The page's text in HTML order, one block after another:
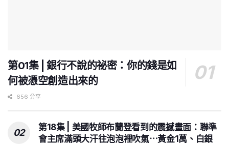
第01集 | 銀行不說的祕密：你的錢是如
何被憑空創造出來的
656 分享
第18集 | 美國牧師布蘭登看到的震撼畫面：聯準
會主席滿頭大汗往泡泡裡吹氣⋯黃金1萬、白銀